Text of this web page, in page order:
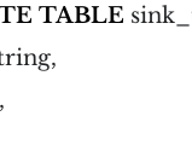
TABLE